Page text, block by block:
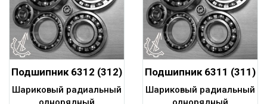
Подшипник 6312 (312)
шариковый
радиальный
Шариковый радиальный
Подшипник 6311 (311)
шариковый
радиальный
Шариковый радиальный